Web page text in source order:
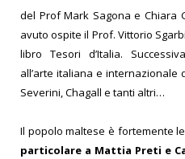
del Prof Mark Sagona e Chiara
avuto ospite il Prof. Vittorio
libro Tesori d’Italia.
all’arte italiana e internazionale
Severini, Chagall e tanti altri…
Il popolo maltese è fortemente
particolare a Mattia Preti e